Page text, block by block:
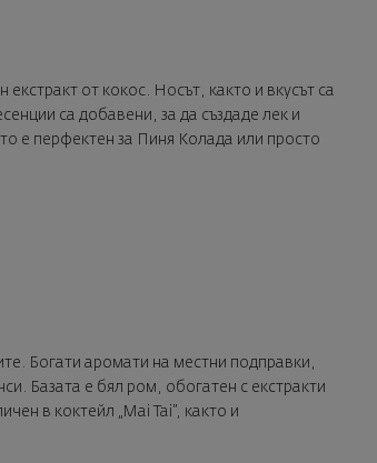
от кокос. Носът, както и вкусът са
са добавени, за да създаде лек и
е перфектен за Пиня Колада или просто
Богати аромати на местни подправки,
Базата е бял ром, обогатен с екстракти
в коктейл „Mai Tai”, както и